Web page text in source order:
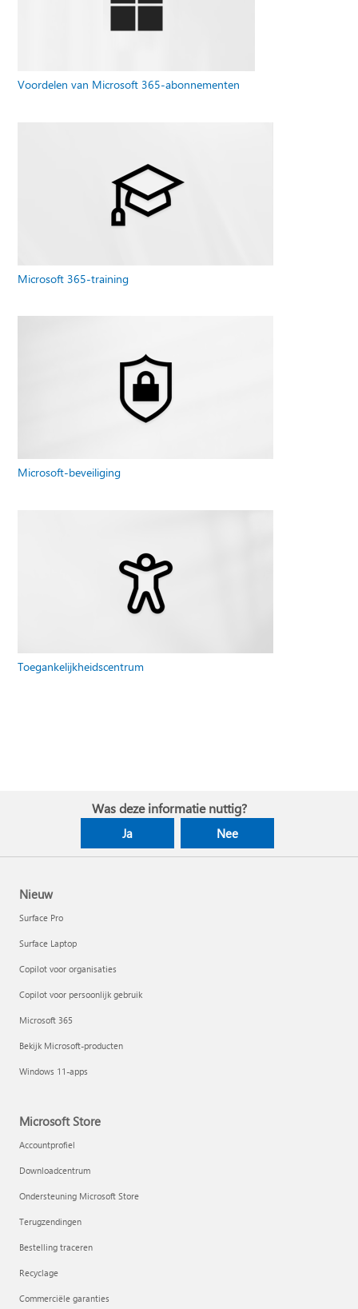
Voordelen van Microsoft 365-abonnementen
Microsoft 365-training
Microsoft-beveiliging
Toegankelijkheidscentrum
Was deze informatie nuttig?
Ja Nee
Nieuw
Surface Pro
Surface Laptop
Copilot voor organisaties
Copilot voor persoonlijk gebruik
Microsoft 365
Bekijk Microsoft-producten
Windows 11-apps
Microsoft Store
Accountprofiel
Downloadcentrum
Ondersteuning Microsoft Store
Terugzendingen
Bestelling traceren
Recyclage
Commerciële garanties